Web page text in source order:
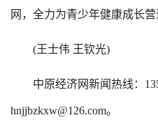
网，全力为青少年健康成长
(王士伟 王钦光)
中原经济网新闻热线：
hnjjbzkxw@126.com。